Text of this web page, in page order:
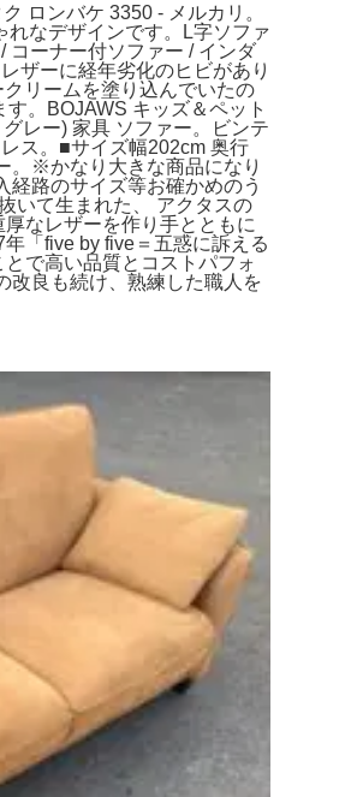
ロンバケ 3350 - メルカリ。
なデザインです。L字ソファ
コーナー付ソファー / インダ
ザーに経年劣化のヒビがあり
リームを塗り込んでいたの
。BOJAWS キッズ＆ペット
レー) 家具 ソファー。ビンテ
ス。■サイズ幅202cm 奥行
。※かなり大きな商品になり
路のサイズ等お確かめのう
いて生まれた、 アクタスの
なレザーを作り手とともに
「five by five＝五惑に訴える
で高い品質とコストパフォ
改良も続け、熟練した職人を